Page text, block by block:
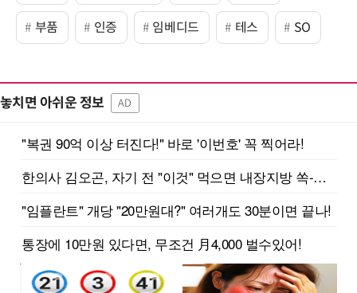
부품 인증 임베디드 테스 SO
놓치면 아쉬운 정보 AD